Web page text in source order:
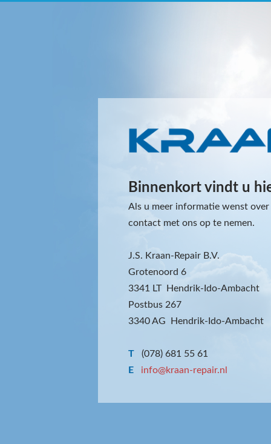
Binnenkort vindt u
Als u meer informatie wenst
contact met ons op te nemen.
J.S. Kraan-Repair B.V.
Grotenoord 6
3341 LT Hendrik-Ido-Ambacht
Postbus 267
3340 AG Hendrik-Ido-Ambacht
T
(078) 681 55 61
E
info@kraan-repair.nl